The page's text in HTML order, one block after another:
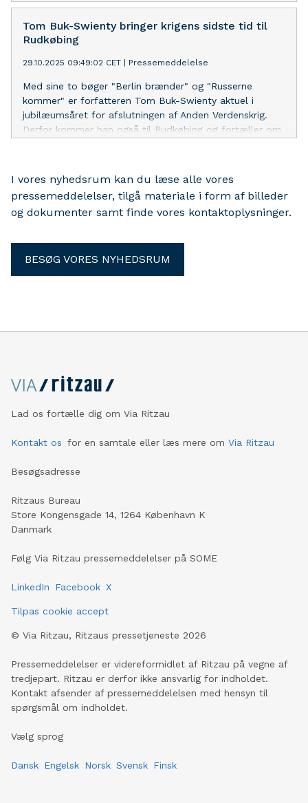
dansk statsminister.
Tom Buk-Swienty bringer krigens sidste tid til
Rudkøbing
29.10.2025 09:49:02 CET Pressemeddelelse
Med sine to bøger "Berlin brænder" og "Russerne
kommer" er forfatteren Tom Buk-Swienty aktuel i
jubilæumsåret for afslutningen af Anden Verdenskrig.
Derfor kommer han også til Rudkøbing og fortæller om
I vores nyhedsrum kan du læse alle vores
pressemeddelelser, tilgå materiale i form af billeder
og dokumenter samt finde vores kontaktoplysninger.
BESØG VORES NYHEDSRUM
Lad os fortælle dig om Via Ritzau
Kontakt os for en samtale eller læs mere om Via Ritzau
Besøgsadresse
Ritzaus Bureau
Store Kongensgade 14, 1264 København K
Danmark
Følg Via Ritzau pressemeddelelser på SOME
LinkedIn Facebook X
Tilpas cookie accept
© Via Ritzau, Ritzaus pressetjeneste 2026
Pressemeddelelser er videreformidlet af Ritzau på vegne af
tredjepart. Ritzau er derfor ikke ansvarlig for indholdet.
Kontakt afsender af pressemeddelelsen med hensyn til
spørgsmål om indholdet.
Vælg sprog
Dansk Engelsk Norsk Svensk Finsk